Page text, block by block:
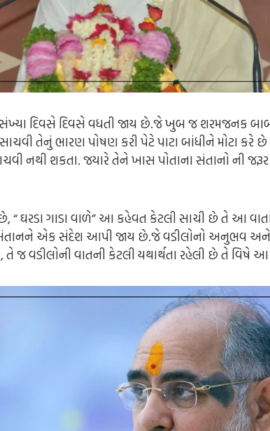
સંખ્યા દિવસે દિવસે વધતી જાય છે.જે ખુબ જ શરમજનક
તેનું ભારણ પોષણ કરી પેટે પાટા બાંધીને મોટા કરે છે
નથી શકતા. જયારે તેને ખાસ પોતાના સંતાનો ની
“ ઘરડા ગાડા વાળે” આ કહેવત કેટલી સાચી છે તે આ
એક સંદેશ આપી જાય છે.જે વડીલોનો અનુભવ અને
તે જ વડીલોની વાતની કેટલી યથાર્થતા રહેલી છે તે વિષે